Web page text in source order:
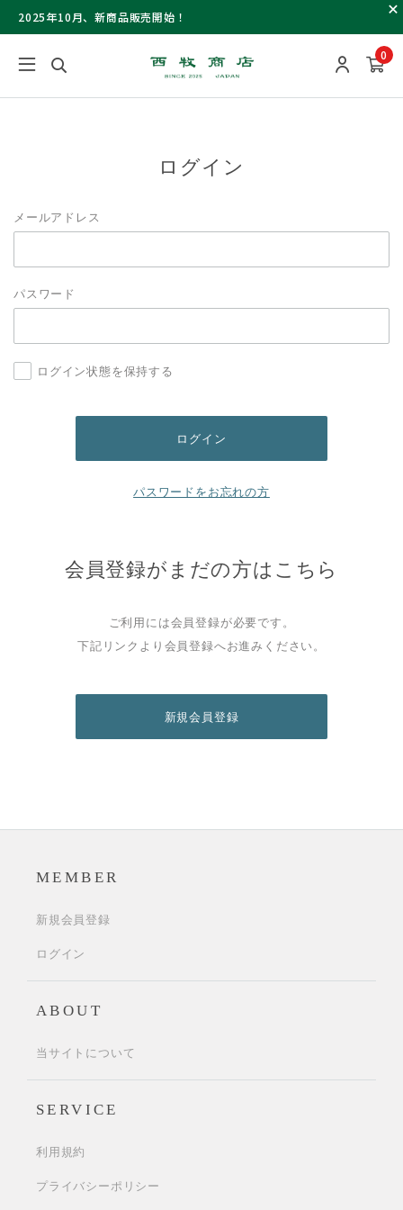
2025年10月、新商品販売開始！
0
ログイン
メールアドレス
パスワード
ログイン状態を保持する
パスワードをお忘れの方
会員登録がまだの方はこちら
ご利用には会員登録が必要です。
下記リンクより会員登録へお進みください。
新規会員登録
MEMBER
新規会員登録
ログイン
ABOUT
当サイトについて
SERVICE
利用規約
プライバシーポリシー